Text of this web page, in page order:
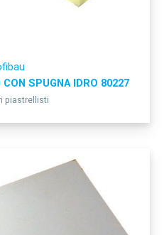
SPUGNA IDRO 80227
piastrellisti